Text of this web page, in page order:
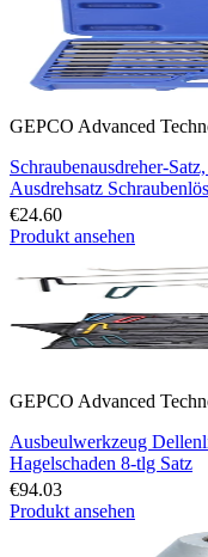
GEPCO Advanced
Schraubenausdreher-
Ausdrehsatz
€24.60
Produkt ansehen
GEPCO Advanced
Ausbeulwerkzeug
Hagelschaden 8-tlg Satz
€94.03
Produkt ansehen